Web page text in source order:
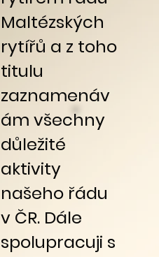
Maltézských
rytířů a z toho
titulu
zaznamenáv
ám všechny
důležité
aktivity
našeho řádu
v ČR. Dále
spolupracuji s